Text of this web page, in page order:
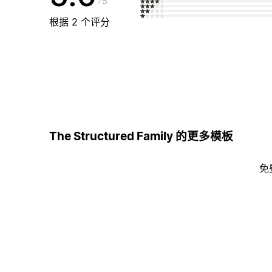
根据 2 个评分
The Structured Family 的更多模板
免